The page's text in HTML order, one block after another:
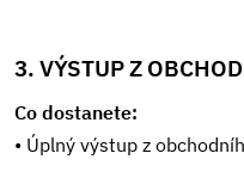
3. VÝSTUP Z
Co dostanete:
• Úplný výstup z